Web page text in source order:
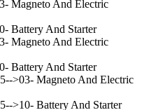
Magneto And Electric
Battery And Starter
Magneto And Electric
Battery And Starter
>03- Magneto And Electric
>10- Battery And Starter